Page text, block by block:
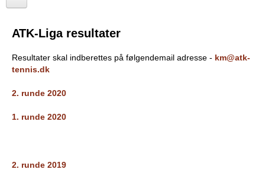
b
d
e
n
JUNIOR
MOTIONISTER
TURNERINGER
MAKKERBØRS
ATK-Liga resultater
Resultater skal indberettes på følgendemail adresse - km@atk-
tennis.dk
2. runde 2020
1. runde 2020
2. runde 2019